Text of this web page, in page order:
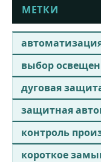
МЕТКИ
выбор
дуговая
защитная
контроль
короткое